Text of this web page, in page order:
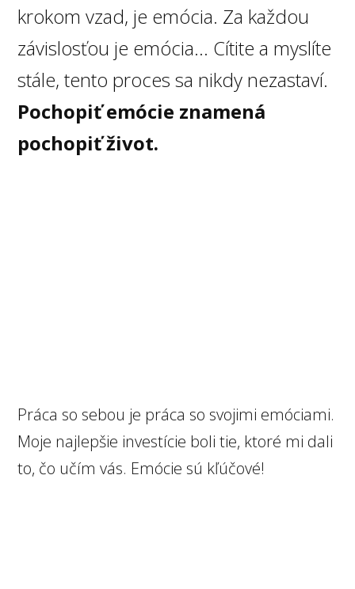
krokom vzad, je emócia. Za každou
závislosťou je emócia... Cítite a myslíte
stále, tento proces sa nikdy nezastaví.
Pochopiť emócie znamená
pochopiť život.
Práca so sebou je práca so svojimi emóciami.
Moje najlepšie investície boli tie, ktoré mi dali
to, čo učím vás. Emócie sú kľúčové!